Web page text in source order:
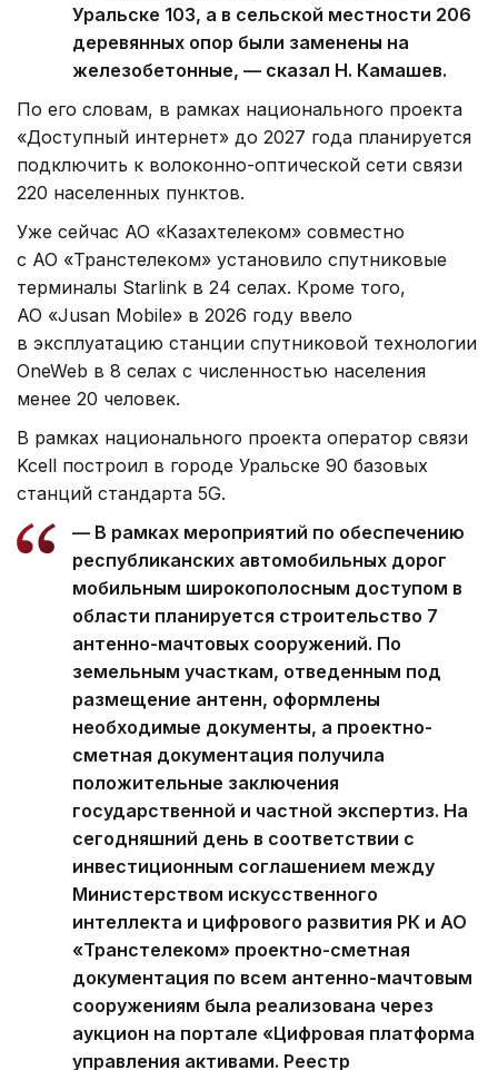
Уральске 103, а в сельской местности 206
деревянных опор были заменены на
железобетонные, — сказал Н. Камашев.
По его словам, в рамках национального проекта
«Доступный интернет» до 2027 года планируется
подключить к волоконно-оптической сети связи
220 населенных пунктов.
Уже сейчас АО «Казахтелеком» совместно
с АО «Транстелеком» установило спутниковые
терминалы Starlink в 24 селах. Кроме того,
АО «Jusan Mobile» в 2026 году ввело
в эксплуатацию станции спутниковой технологии
OneWeb в 8 селах с численностью населения
менее 20 человек.
В рамках национального проекта оператор связи
Kcell построил в городе Уральске 90 базовых
станций стандарта 5G.
— В рамках мероприятий по обеспечению
республиканских автомобильных дорог
мобильным широкополосным доступом в
области планируется строительство 7
антенно-мачтовых сооружений. По
земельным участкам, отведенным под
размещение антенн, оформлены
необходимые документы, а проектно-
сметная документация получила
положительные заключения
государственной и частной экспертиз. На
сегодняшний день в соответствии с
инвестиционным соглашением между
Министерством искусственного
интеллекта и цифрового развития РК и АО
«Транстелеком» проектно-сметная
документация по всем антенно-мачтовым
сооружениям была реализована через
аукцион на портале «Цифровая платформа
управления активами. Реестр